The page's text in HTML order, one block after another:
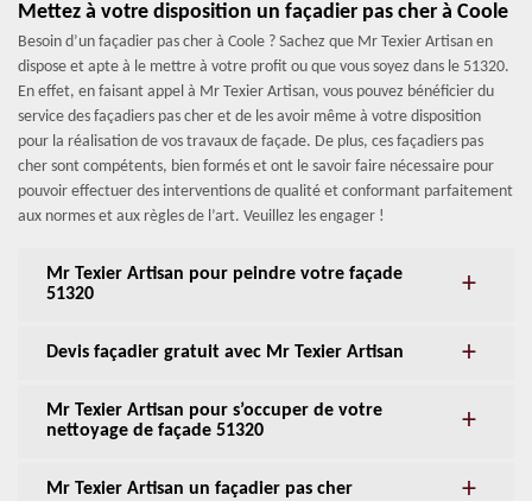
Mettez à votre disposition un façadier pas cher à Coole
Besoin d’un façadier pas cher à Coole ? Sachez que Mr Texier Artisan en
dispose et apte à le mettre à votre profit ou que vous soyez dans le 51320.
En effet, en faisant appel à Mr Texier Artisan, vous pouvez bénéficier du
service des façadiers pas cher et de les avoir même à votre disposition
pour la réalisation de vos travaux de façade. De plus, ces façadiers pas
cher sont compétents, bien formés et ont le savoir faire nécessaire pour
pouvoir effectuer des interventions de qualité et conformant parfaitement
aux normes et aux règles de l’art. Veuillez les engager !
Mr Texier Artisan pour peindre votre façade
51320
Devis façadier gratuit avec Mr Texier Artisan
Mr Texier Artisan pour s’occuper de votre
nettoyage de façade 51320
Mr Texier Artisan un façadier pas cher